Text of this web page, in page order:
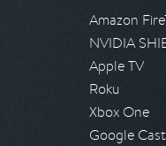
Amazon
NVIDIA
Apple TV
Roku
Xbox One
Google Cast